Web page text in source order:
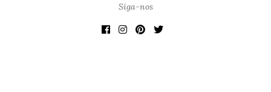
Siga-nos